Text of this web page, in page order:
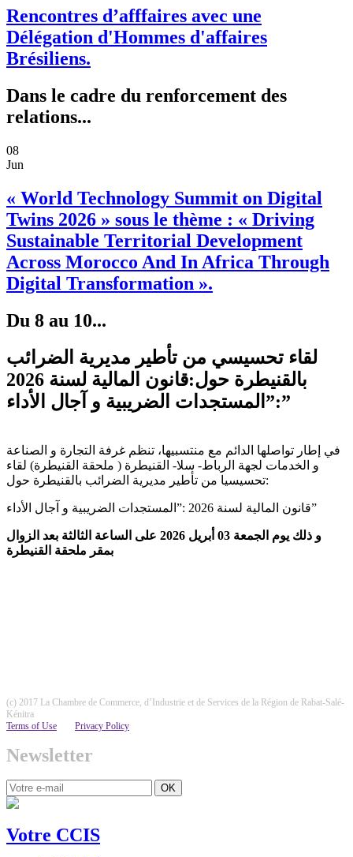
Rencontres d’afffaires avec une
Délégation d'Hommes d'affaires
Brésiliens.
Dans le cadre du renforcement des
relations...
08
Jun
« World Technology Summit on Digital
Twins 2026 » sous le thème : « Driving
Sustainable Territorial Development
Across Morocco And In Africa Through
Digital Transformation ».
Du 8 au 10...
لقاء تحسيسي من تأطير مديرية الضرائب
بالقنيطرة حول:قانون المالية لسنة 2026
:”المستجدات الضريبية و آجال الأداء”
في إطار تواصلها الدائم مع منتسبيها، تنظم غرفة التجارة و الصناعة
و الخدمات لجهة الرباط- سلا- القنيطرة ( ملحقة القنيطرة) لقاء
تحسيسيا من تأطير مديرية الضرائب بالقنيطرة حول:
قانون المالية لسنة 2026 :”المستجدات الضريبية و آجال الأداء”
و ذلك يوم الجمعة 03 أبريل 2026 على الساعة الثالثة بعد الزوال
بمقر ملحقة القنيطرة
(c) 2017 La Chambre de Commerce, d’Industrie et de Services de la Région de Rabat-Salé-
Kénitra
Terms of Use
Privacy Policy
Newsletter
OK
Votre CCIS